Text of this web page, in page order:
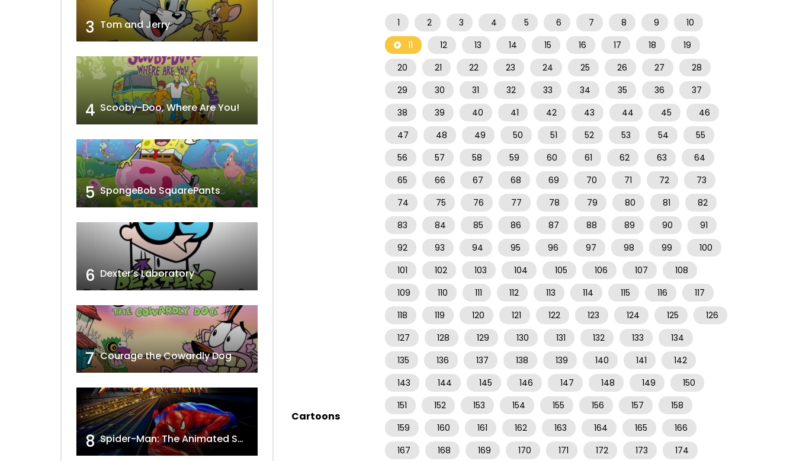
Cartoons
1 2 3 4 5 6 7 8 9
10
11
12 13 14 15 16 17 18
19
20
21 22 23 24 25 26 27
28
29
30 31 32 33 34 35 36
37
38
39 40 41 42 43 44 45
46
47
48 49 50 51 52 53 54
55
56
57 58 59 60 61 62 63
64
65
66 67 68 69 70 71 72
73
74
75 76 77 78 79 80 81
82
83
84 85 86 87 88 89 90
91
92
93 94 95 96 97 98 99
100
101
102 103 104 105 106 107
108
109
110 111 112 113 114 115 116
117
118
119 120 121 122 123 124 125
126
127
128 129 130 131 132 133
134
135
136 137 138 139 140 141
142
143
144 145 146 147 148 149
150
151
152 153 154 155 156 157
158
159
160 161 162 163 164 165
166
167
168 169 170 171 172 173
174
3 Tom and Jerry
4 Scooby-Doo, Where Are You!
5 SpongeBob SquarePants
6 Dexter’s Laboratory
7 Courage the Cowardly Dog
8 Spider-Man: The Animated Series